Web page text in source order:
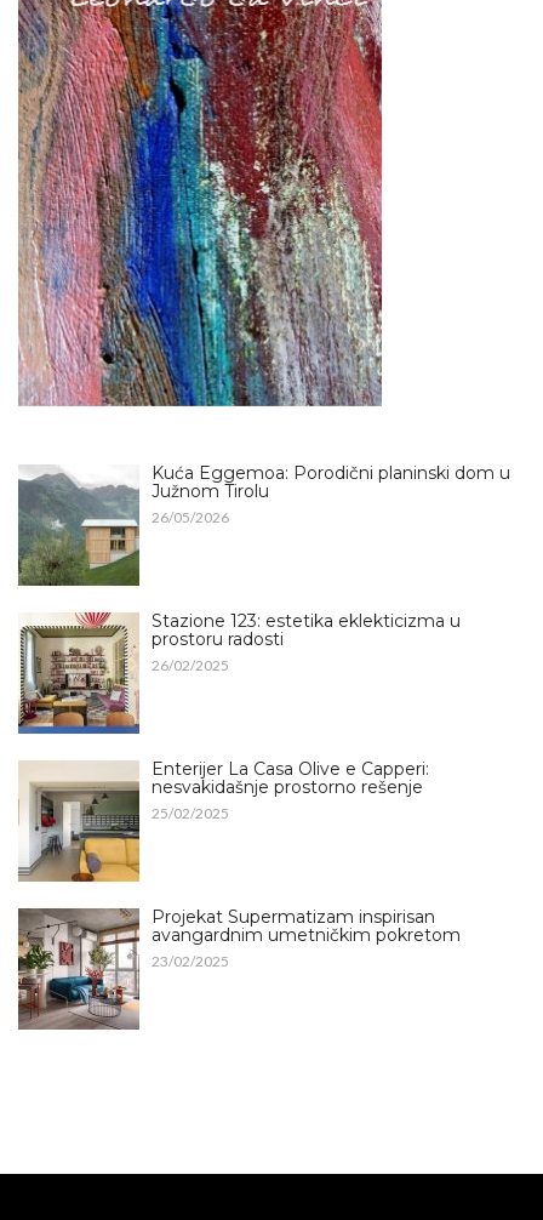
Kuća Eggemoa: Porodični planinski dom u
Južnom Tirolu
26/05/2026
Stazione 123: estetika eklekticizma u
prostoru radosti
26/02/2025
Enterijer La Casa Olive e Capperi:
nesvakidašnje prostorno rešenje
25/02/2025
Projekat Supermatizam inspirisan
avangardnim umetničkim pokretom
23/02/2025